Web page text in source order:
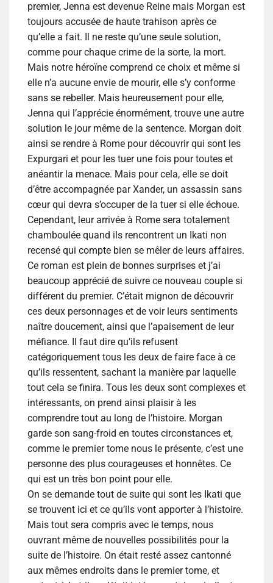
premier, Jenna est devenue Reine mais Morgan est
toujours accusée de haute trahison après ce
qu’elle a fait. Il ne reste qu’une seule solution,
comme pour chaque crime de la sorte, la mort.
Mais notre héroïne comprend ce choix et même si
elle n’a aucune envie de mourir, elle s’y conforme
sans se rebeller. Mais heureusement pour elle,
Jenna qui l’apprécie énormément, trouve une autre
solution le jour même de la sentence. Morgan doit
ainsi se rendre à Rome pour découvrir qui sont les
Expurgari et pour les tuer une fois pour toutes et
anéantir la menace. Mais pour cela, elle se doit
d’être accompagnée par Xander, un assassin sans
cœur qui devra s’occuper de la tuer si elle échoue.
Cependant, leur arrivée à Rome sera totalement
chamboulée quand ils rencontrent un Ikati non
recensé qui compte bien se mêler de leurs affaires.
Ce roman est plein de bonnes surprises et j’ai
beaucoup apprécié de suivre ce nouveau couple si
différent du premier. C’était mignon de découvrir
ces deux personnages et de voir leurs sentiments
naître doucement, ainsi que l’apaisement de leur
méfiance. Il faut dire qu’ils refusent
catégoriquement tous les deux de faire face à ce
qu’ils ressentent, sachant la manière par laquelle
tout cela se finira. Tous les deux sont complexes et
intéressants, on prend ainsi plaisir à les
comprendre tout au long de l’histoire. Morgan
garde son sang-froid en toutes circonstances et,
comme le premier tome nous le présente, c’est une
personne des plus courageuses et honnêtes. Ce
qui est un très bon point pour elle.
On se demande tout de suite qui sont les Ikati que
se trouvent ici et ce qu’ils vont apporter à l’histoire.
Mais tout sera compris avec le temps, nous
ouvrant même de nouvelles possibilités pour la
suite de l’histoire. On était resté assez cantonné
aux mêmes endroits dans le premier tome, et